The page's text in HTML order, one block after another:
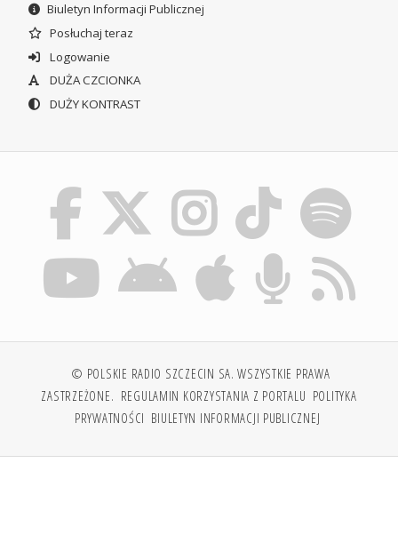
Biuletyn Informacji Publicznej
Posłuchaj teraz
Logowanie
DUŻA CZCIONKA
DUŻY KONTRAST
© POLSKIE RADIO SZCZECIN SA. WSZYSTKIE PRAWA
ZASTRZEŻONE. REGULAMIN KORZYSTANIA Z PORTALU POLITYKA
PRYWATNOŚCI BIULETYN INFORMACJI PUBLICZNEJ